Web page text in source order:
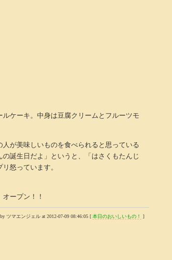
ケーキ。中身は豆腐クリームとフルーツモ
が美味しいものを食べられると思っている
誕生日だよ」というと、「はさくもたんじ
怒っています。
ープン！！
by ツマエンジェル at 2012-07-09 08:46:05 [ 本日のおいしいもの！ ]